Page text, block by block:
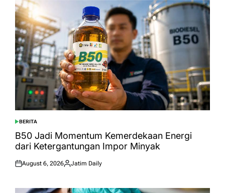
POSTED
IN
BERITA
B50 Jadi Momentum Kemerdekaan Energi
dari Ketergantungan Impor Minyak
Posted
August 6, 2026
Posted
Jatim Daily